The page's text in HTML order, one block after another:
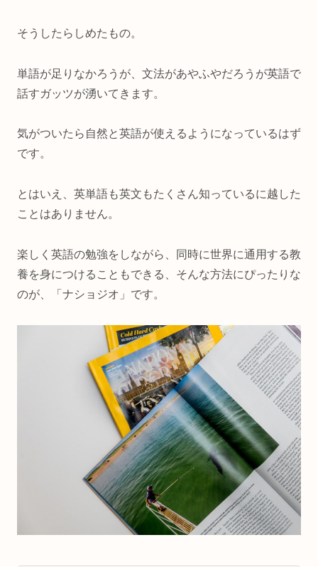
そうしたらしめたもの。
単語が足りなかろうが、文法があやふやだろうが英語で
話すガッツが湧いてきます。
気がついたら自然と英語が使えるようになっているはず
です。
とはいえ、英単語も英文もたくさん知っているに越した
ことはありません。
楽しく英語の勉強をしながら、同時に世界に通用する教
養を身につけることもできる、そんな方法にぴったりな
のが、「ナショジオ」です。